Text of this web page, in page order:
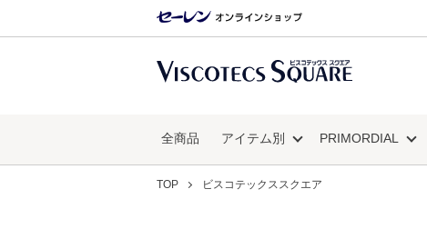
全商品 アイテム別 PRIMORDIAL
TOP ビスコテックススクエア